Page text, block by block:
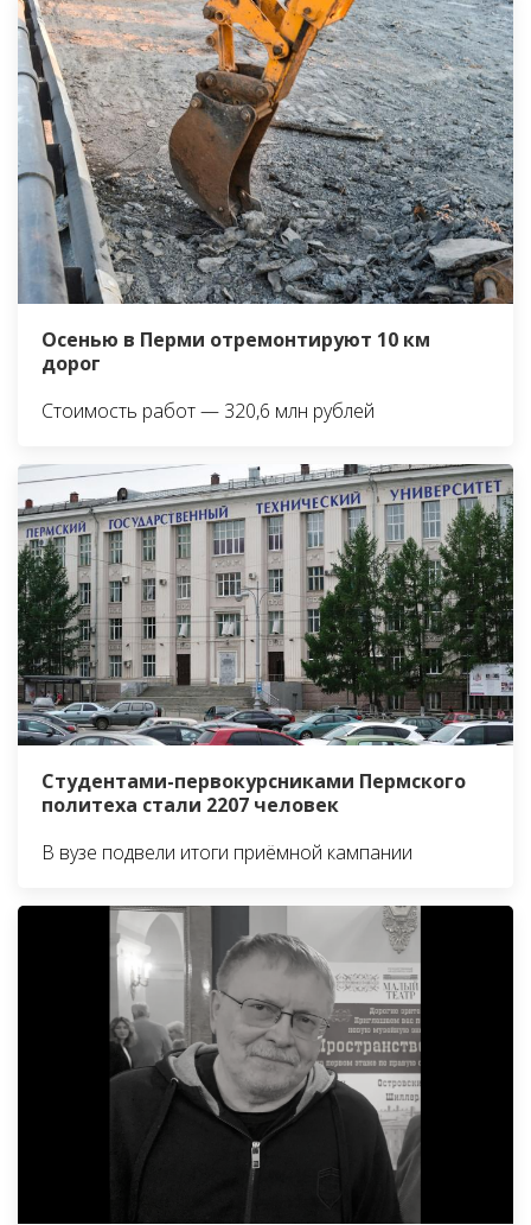
Осенью в Перми отремонтируют 10 км
дорог
Стоимость работ — 320,6 млн рублей
Студентами-первокурсниками Пермского
политеха стали 2207 человек
В вузе подвели итоги приёмной кампании